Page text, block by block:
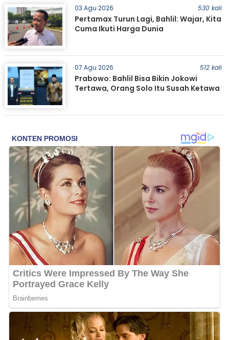
03 Agu 2026 530 kali
Pertamax Turun Lagi, Bahlil: Wajar, Kita
Cuma Ikuti Harga Dunia
07 Agu 2026 512 kali
Prabowo: Bahlil Bisa Bikin Jokowi
Tertawa, Orang Solo Itu Susah Ketawa